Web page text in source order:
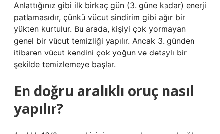
Anlattığınız gibi ilk birkaç gün (3. güne kadar) enerji
patlamasıdır, çünkü vücut sindirim gibi ağır bir
yükten kurtulur. Bu arada, kişiyi çok yormayan
genel bir vücut temizliği yapılır. Ancak 3. günden
itibaren vücut kendini çok yoğun ve detaylı bir
şekilde temizlemeye başlar.
En doğru aralıklı oruç nasıl
yapılır?